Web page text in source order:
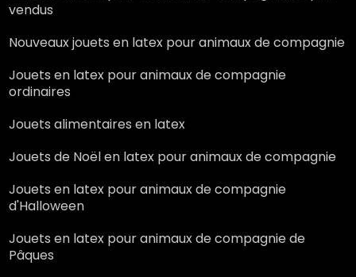
vendus
Nouveaux jouets en latex pour animaux de compagnie
Jouets en latex pour animaux de compagnie
ordinaires
Jouets alimentaires en latex
Jouets de Noël en latex pour animaux de compagnie
Jouets en latex pour animaux de compagnie
d'Halloween
Jouets en latex pour animaux de compagnie de
Pâques